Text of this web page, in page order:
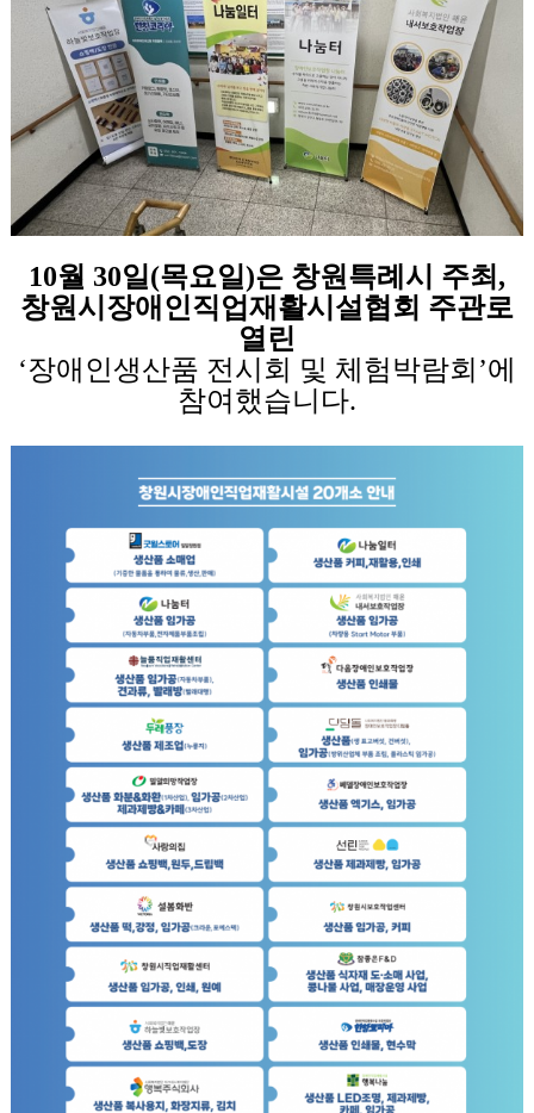
10월 30일(목요일)은 창원특례시 주최 ,
창원시장애인직업재활시설협회 주관로
열린
‘장애인생산품 전시회 및 체험박람회’에
참여했습니다.